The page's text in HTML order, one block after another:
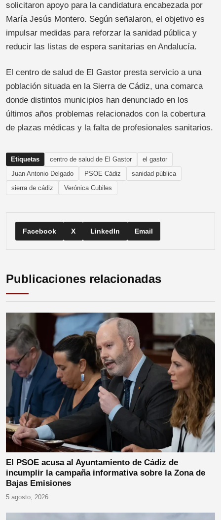
solicitaron apoyo para la candidatura encabezada por
María Jesús Montero. Según señalaron, el objetivo es
impulsar medidas para reforzar la sanidad pública y
reducir las listas de espera sanitarias en Andalucía.
El centro de salud de El Gastor presta servicio a una
población situada en la Sierra de Cádiz, una comarca
donde distintos municipios han denunciado en los
últimos años problemas relacionados con la cobertura
de plazas médicas y la falta de profesionales sanitarios.
Etiquetas centro de salud de El Gastor
el gastor
Juan Antonio Delgado
PSOE Cádiz
sanidad pública
sierra de cádiz
Verónica Cubiles
Facebook X LinkedIn Email
Publicaciones relacionadas
El PSOE acusa al Ayuntamiento de Cádiz de
incumplir la campaña informativa sobre la Zona de
Bajas Emisiones
5 agosto, 2026